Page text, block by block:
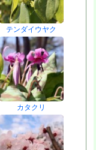
テンダイウヤク
カタクリ